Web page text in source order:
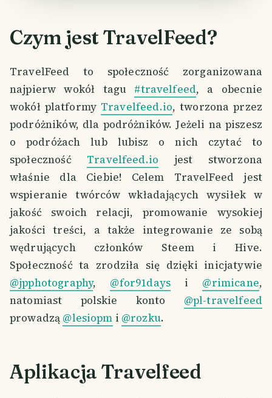
Czym jest TravelFeed?
TravelFeed to społeczność zorganizowana
najpierw wokół tagu #travelfeed, a obecnie
wokół platformy Travelfeed.io, tworzona przez
podróżników, dla podróżników. Jeżeli na piszesz
o podróżach lub lubisz o nich czytać to
społeczność Travelfeed.io jest stworzona
właśnie dla Ciebie! Celem TravelFeed jest
wspieranie twórców wkładających wysiłek w
jakość swoich relacji, promowanie wysokiej
jakości treści, a także integrowanie ze sobą
wędrujących członków Steem i Hive.
Społeczność ta zrodziła się dzięki inicjatywie
@jpphotography, @for91daysi @rimicane,
natomiast polskie konto @pl-travelfeed
prowadzą @lesiopm i @rozku.
Aplikacja Travelfeed